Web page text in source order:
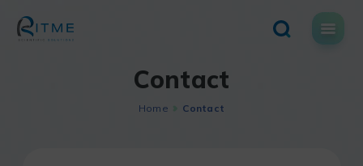
content
Contact
Home Contact